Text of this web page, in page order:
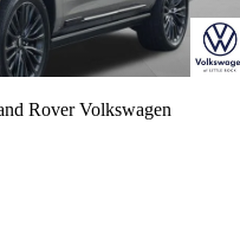
Rover Volkswagen